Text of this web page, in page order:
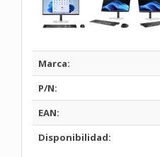
Marca:
P/N:
EAN:
Disponibilidad: